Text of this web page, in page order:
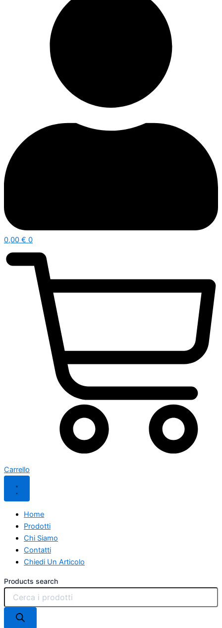
0,00 € 0
Carrello
Home
Prodotti
Chi Siamo
Contatti
Chiedi Un Articolo
Products search